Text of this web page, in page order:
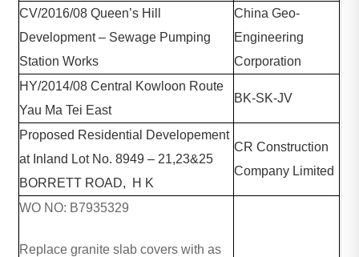
CV/2016/08 Queen’s Hill
Development – Sewage Pumping
Station Works
China Geo-
Engineering
Corporation
HY/2014/08 Central Kowloon Route
Yau Ma Tei East
BK-SK-JV
Proposed Residential Developement
at Inland Lot No. 8949 – 21,23&25
BORRETT ROAD, H K
CR Construction
Company Limited
WO NO: B7935329
Replace granite slab covers with as